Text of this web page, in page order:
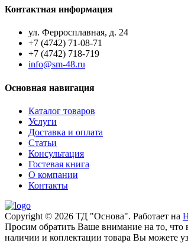
Контактная информация
ул. Ферросплавная, д. 24
+7 (4742) 71-08-71
+7 (4742) 718-719
info@sm-48.ru
Основная навигация
Каталог товаров
Услуги
Доставка и оплата
Статьи
Консультация
Гостевая книга
О компании
Контакты
Copyright © 2026 ТД "Основа". Работает на
Просим обратить Ваше внимание на то, что
наличии и коплектации товара Вы можете